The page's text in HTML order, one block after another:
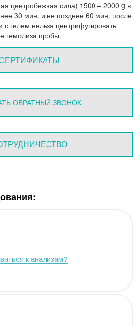
центробежная сила) 1500 – 2000 g в
30 мин. и не позднее 60 мин. после
с гелем нельзя центрифугировать
гемолиза пробы.
ОБРАТНЫЙ ЗВОНОК
к анализам?